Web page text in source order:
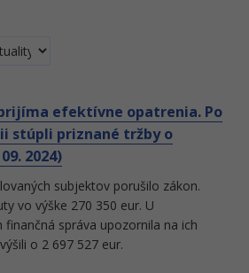
efektívne opatrenia. Po
stúpli priznané tržby o
2024)
subjektov porušilo zákon.
vo výške 270 350 eur. U
správa upozornila na ich
o 2 697 527 eur.